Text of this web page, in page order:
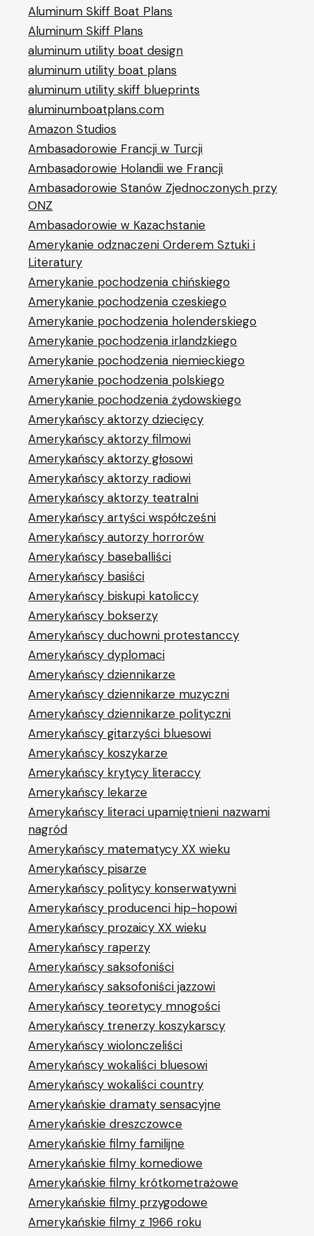
Aluminum Skiff Boat Plans
Aluminum Skiff Plans
aluminum utility boat design
aluminum utility boat plans
aluminum utility skiff blueprints
aluminumboatplans.com
Amazon Studios
Ambasadorowie Francji w Turcji
Ambasadorowie Holandii we Francji
Ambasadorowie Stanów Zjednoczonych przy
ONZ
Ambasadorowie w Kazachstanie
Amerykanie odznaczeni Orderem Sztuki i
Literatury
Amerykanie pochodzenia chińskiego
Amerykanie pochodzenia czeskiego
Amerykanie pochodzenia holenderskiego
Amerykanie pochodzenia irlandzkiego
Amerykanie pochodzenia niemieckiego
Amerykanie pochodzenia polskiego
Amerykanie pochodzenia żydowskiego
Amerykańscy aktorzy dziecięcy
Amerykańscy aktorzy filmowi
Amerykańscy aktorzy głosowi
Amerykańscy aktorzy radiowi
Amerykańscy aktorzy teatralni
Amerykańscy artyści współcześni
Amerykańscy autorzy horrorów
Amerykańscy baseballiści
Amerykańscy basiści
Amerykańscy biskupi katoliccy
Amerykańscy bokserzy
Amerykańscy duchowni protestanccy
Amerykańscy dyplomaci
Amerykańscy dziennikarze
Amerykańscy dziennikarze muzyczni
Amerykańscy dziennikarze polityczni
Amerykańscy gitarzyści bluesowi
Amerykańscy koszykarze
Amerykańscy krytycy literaccy
Amerykańscy lekarze
Amerykańscy literaci upamiętnieni nazwami
nagród
Amerykańscy matematycy XX wieku
Amerykańscy pisarze
Amerykańscy politycy konserwatywni
Amerykańscy producenci hip-hopowi
Amerykańscy prozaicy XX wieku
Amerykańscy raperzy
Amerykańscy saksofoniści
Amerykańscy saksofoniści jazzowi
Amerykańscy teoretycy mnogości
Amerykańscy trenerzy koszykarscy
Amerykańscy wiolonczeliści
Amerykańscy wokaliści bluesowi
Amerykańscy wokaliści country
Amerykańskie dramaty sensacyjne
Amerykańskie dreszczowce
Amerykańskie filmy familijne
Amerykańskie filmy komediowe
Amerykańskie filmy krótkometrażowe
Amerykańskie filmy przygodowe
Amerykańskie filmy z 1966 roku